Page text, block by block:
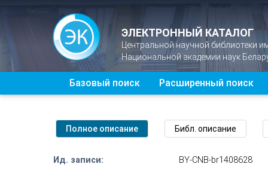
ЭЛЕКТРОННЫЙ КАТАЛОГ
Центральной научной библиотеки
Национальной академии наук
Базовый поиск Расширенный поиск
Ид. записи:
BY-CNB-br1408628